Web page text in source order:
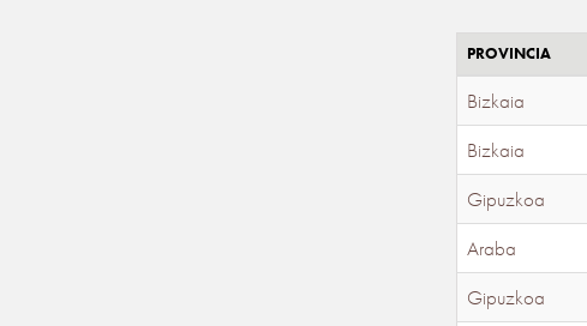
PROVINCIA
Bizkaia
Bizkaia
Gipuzkoa
Araba
Gipuzkoa